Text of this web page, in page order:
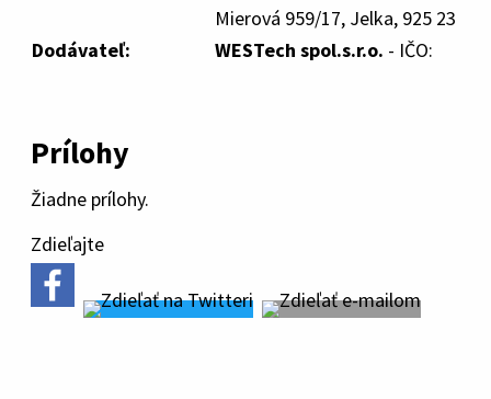
Mierová 959/17, Jelka, 925 23
Dodávateľ:
WESTech spol.s.r.o. - IČO:
Prílohy
Žiadne prílohy.
Zdieľajte